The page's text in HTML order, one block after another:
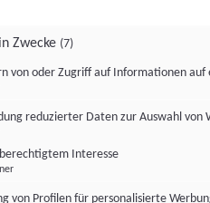
Zwecke (7)
von oder Zugriff auf Informationen auf
reduzierter Daten zur Auswahl von
Interesse
von Profilen für personalisierte